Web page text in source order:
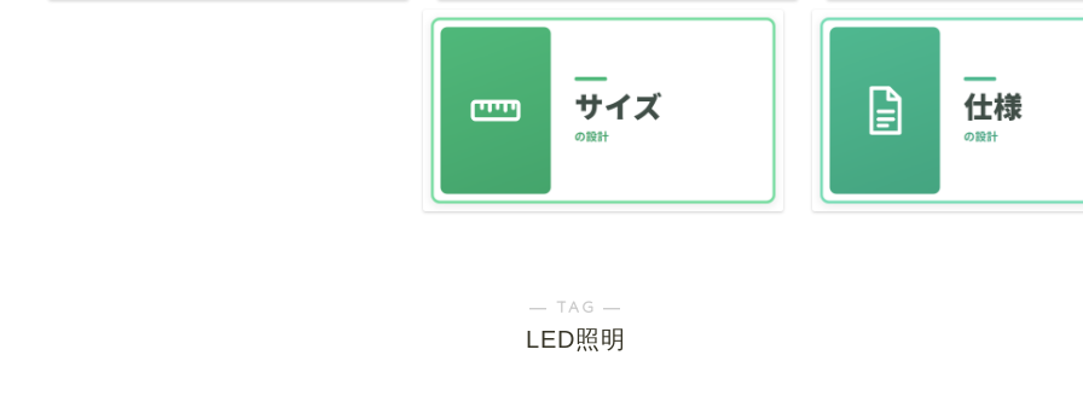
― TAG ―
LED照明